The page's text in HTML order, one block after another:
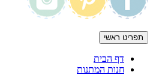
תפריט ראשי
דף הבית
חנות המתנות